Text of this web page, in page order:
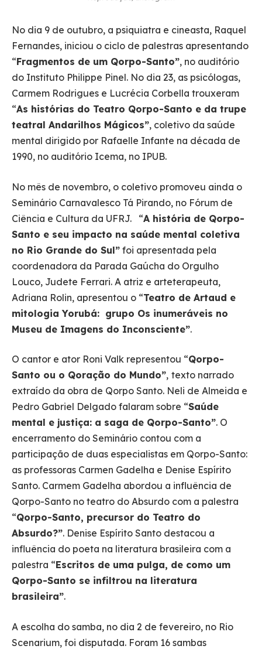
No dia 9 de outubro, a psiquiatra e cineasta, Raquel
Fernandes, iniciou o ciclo de palestras apresentando
“Fragmentos de um Qorpo-Santo”, no auditório
do Instituto Philippe Pinel. No dia 23, as psicólogas,
Carmem Rodrigues e Lucrécia Corbella trouxeram
“As histórias do Teatro Qorpo-Santo e da trupe
teatral Andarilhos Mágicos”, coletivo da saúde
mental dirigido por Rafaelle Infante na década de
1990, no auditório Icema, no IPUB.
No mês de novembro, o coletivo promoveu ainda o
Seminário Carnavalesco Tá Pirando, no Fórum de
Ciência e Cultura da UFRJ. “A história de Qorpo-
Santo e seu impacto na saúde mental coletiva
no Rio Grande do Sul” foi apresentada pela
coordenadora da Parada Gaúcha do Orgulho
Louco, Judete Ferrari. A atriz e arteterapeuta,
Adriana Rolin, apresentou o “Teatro de Artaud e
mitologia Yorubá: grupo Os inumeráveis no
Museu de Imagens do Inconsciente”.
O cantor e ator Roni Valk representou “Qorpo-
Santo ou o Qoração do Mundo”, texto narrado
extraído da obra de Qorpo Santo. Neli de Almeida e
Pedro Gabriel Delgado falaram sobre “Saúde
mental e justiça: a saga de Qorpo-Santo”. O
encerramento do Seminário contou com a
participação de duas especialistas em Qorpo-Santo:
as professoras Carmen Gadelha e Denise Espírito
Santo. Carmem Gadelha abordou a influência de
Qorpo-Santo no teatro do Absurdo com a palestra
“Qorpo-Santo, precursor do Teatro do
Absurdo?”. Denise Espírito Santo destacou a
influência do poeta na literatura brasileira com a
palestra “Escritos de uma pulga, de como um
Qorpo-Santo se infiltrou na literatura
brasileira”.
A escolha do samba, no dia 2 de fevereiro, no Rio
Scenarium, foi disputada. Foram 16 sambas